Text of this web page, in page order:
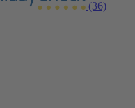
(36)